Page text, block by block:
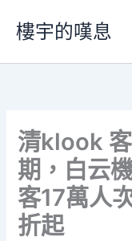
要
樓宇的嘆息
清klook
期，白云
客17萬人
折起